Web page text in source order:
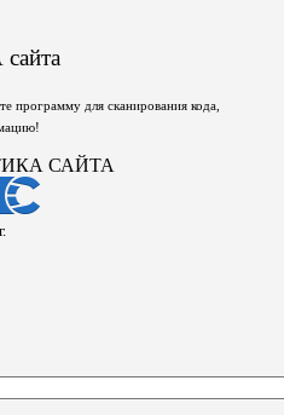
программу для сканирования кода,
САЙТА